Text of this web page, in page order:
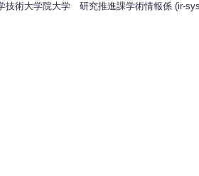
技術大学院大学 研究推進課学術情報係 (ir-